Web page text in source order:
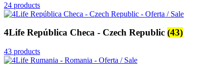
24 products
4Life República Checa - Czech Republic (43)
43 products